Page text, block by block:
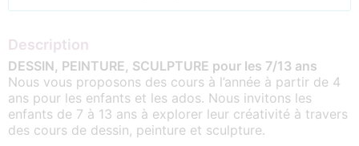
Description
DESSIN, PEINTURE, SCULPTURE pour les 7/13 ans
Nous vous proposons des cours à l’année à partir de 4
ans pour les enfants et les ados. Nous invitons les
enfants de 7 à 13 ans à explorer leur créativité à travers
des cours de dessin, peinture et sculpture.